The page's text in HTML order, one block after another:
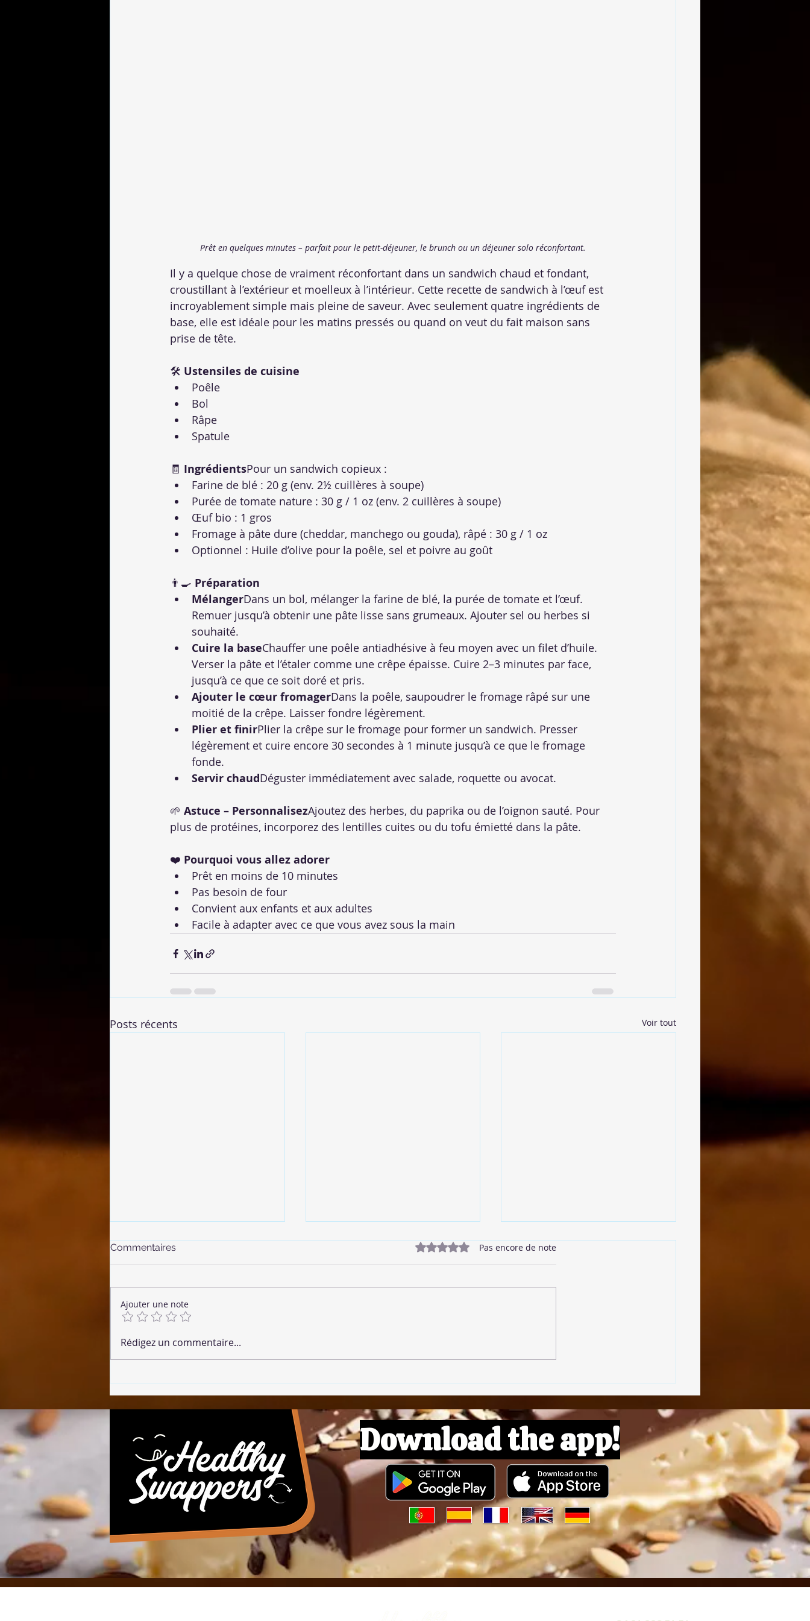
Prêt en quelques minutes – parfait pour le petit-déjeuner, le brunch ou un déjeuner solo réconfortant.
Il y a quelque chose de vraiment réconfortant dans un sandwich chaud et fondant,
croustillant à l’extérieur et moelleux à l’intérieur. Cette recette de sandwich à l’œuf est
incroyablement simple mais pleine de saveur. Avec seulement quatre ingrédients de
base, elle est idéale pour les matins pressés ou quand on veut du fait maison sans
prise de tête.
🛠 Ustensiles de cuisine
Poêle
Bol
Râpe
Spatule
🧾 IngrédientsPour un sandwich copieux :
Farine de blé : 20 g (env. 2½ cuillères à soupe)
Purée de tomate nature : 30 g / 1 oz (env. 2 cuillères à soupe)
Œuf bio : 1 gros
Fromage à pâte dure (cheddar, manchego ou gouda), râpé : 30 g / 1 oz
Optionnel : Huile d’olive pour la poêle, sel et poivre au goût
👨‍🍳 Préparation
MélangerDans un bol, mélanger la farine de blé, la purée de tomate et l’œuf.
Remuer jusqu’à obtenir une pâte lisse sans grumeaux. Ajouter sel ou herbes si
souhaité.
Cuire la baseChauffer une poêle antiadhésive à feu moyen avec un filet d’huile.
Verser la pâte et l’étaler comme une crêpe épaisse. Cuire 2–3 minutes par face,
jusqu’à ce que ce soit doré et pris.
Ajouter le cœur fromagerDans la poêle, saupoudrer le fromage râpé sur une
moitié de la crêpe. Laisser fondre légèrement.
Plier et finirPlier la crêpe sur le fromage pour former un sandwich. Presser
légèrement et cuire encore 30 secondes à 1 minute jusqu’à ce que le fromage
fonde.
Servir chaudDéguster immédiatement avec salade, roquette ou avocat.
🌱 Astuce – PersonnalisezAjoutez des herbes, du paprika ou de l’oignon sauté. Pour
plus de protéines, incorporez des lentilles cuites ou du tofu émietté dans la pâte.
❤️ Pourquoi vous allez adorer
Prêt en moins de 10 minutes
Pas besoin de four
Convient aux enfants et aux adultes
Facile à adapter avec ce que vous avez sous la main
Posts récents Voir tout
🌶 Chorizo Végétalien
Commentaires Noté 0 étoile sur 5.Pas encore de note
Ajouter une note
Rédigez un commentaire...
Download the app!